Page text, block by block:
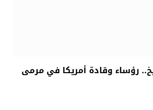
رؤساء وقادة أمريكا في مرمى